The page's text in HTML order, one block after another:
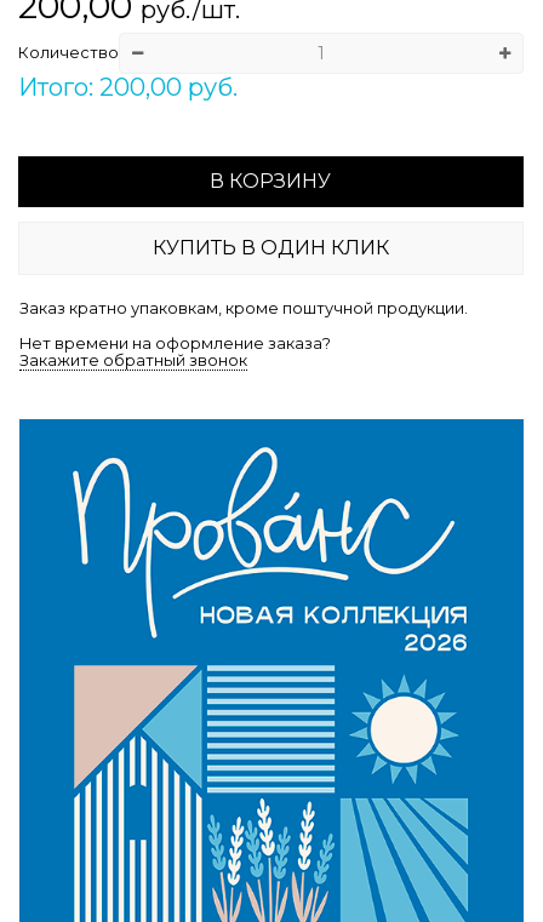
руб./шт.
Количество
Итого: 200,00 руб.
В КОРЗИНУ
КУПИТЬ В ОДИН КЛИК
Заказ кратно упаковкам, кроме поштучной продукции.
Нет времени на оформление заказа?
Закажите обратный звонок